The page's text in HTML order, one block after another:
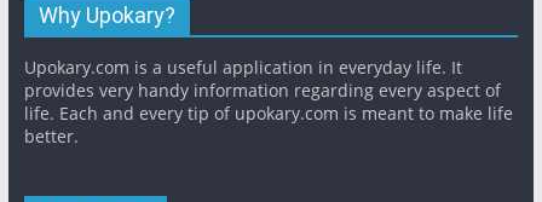
Why Upokary?
Upokary.com is a useful application in everyday life. It
provides very handy information regarding every aspect of
life. Each and every tip of upokary.com is meant to make life
better.